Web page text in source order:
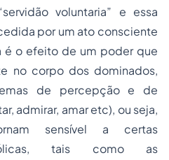
voluntaria” e essa
por um ato consciente
é o efeito de um poder que
no corpo dos dominados,
de percepção e de
admirar, amar etc), ou seja,
sensível a certas
tais como as